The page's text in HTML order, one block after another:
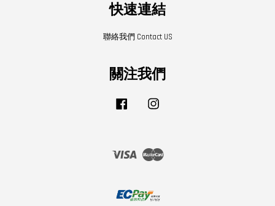
快速連結
聯絡我們 Contact US
關注我們
Facebook
Visa Master